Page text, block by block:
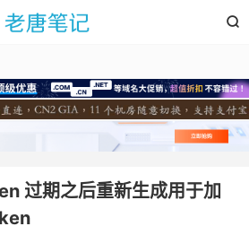

过期之后重新生成用于加